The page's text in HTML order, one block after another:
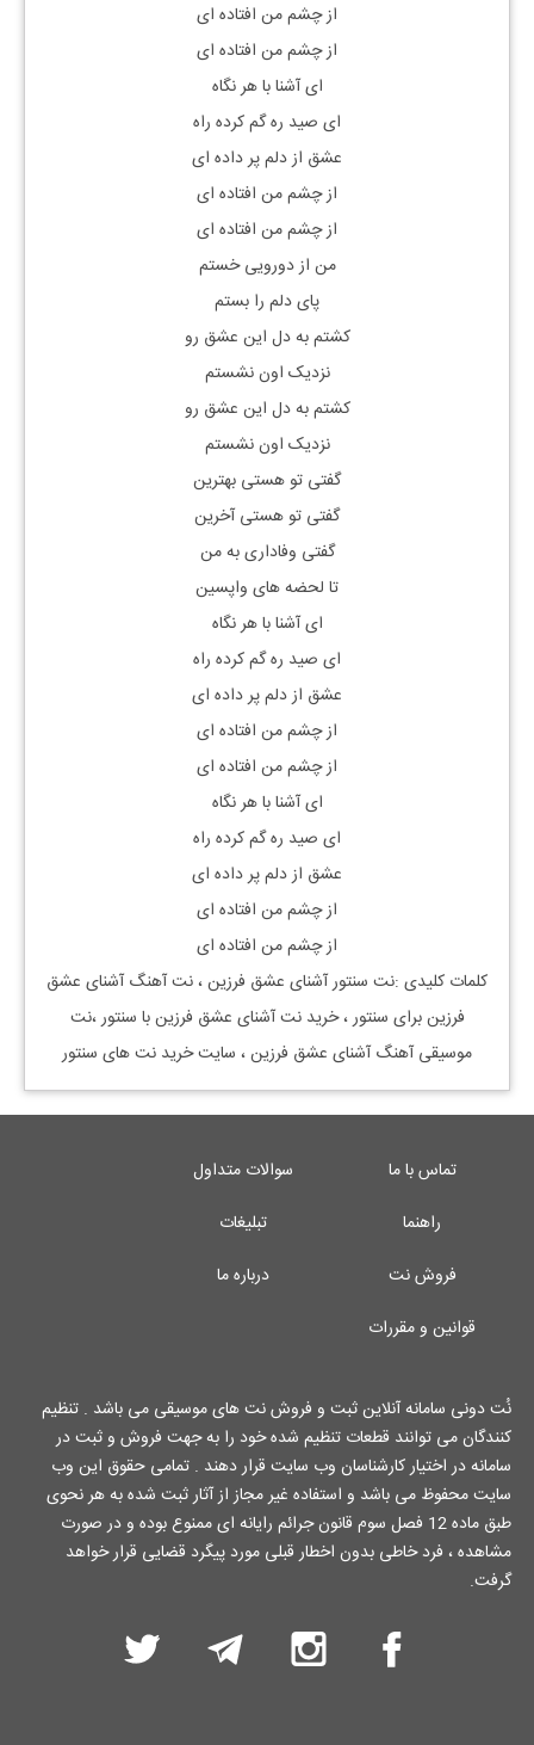
از چشم من افتاده ای
از چشم من افتاده ای
ای آشنا با هر نگاه
ای صید ره گم کرده راه
عشق از دلم پر داده ای
از چشم من افتاده ای
از چشم من افتاده ای
من از دورویی خستم
پای دلم را بستم
کشتم به دل این عشق رو
نزدیک اون نشستم
کشتم به دل این عشق رو
نزدیک اون نشستم
گفتی تو هستی بهترین
گفتی تو هستی آخرین
گفتی وفاداری به من
تا لحضه های واپسین
ای آشنا با هر نگاه
ای صید ره گم کرده راه
عشق از دلم پر داده ای
از چشم من افتاده ای
از چشم من افتاده ای
ای آشنا با هر نگاه
ای صید ره گم کرده راه
عشق از دلم پر داده ای
از چشم من افتاده ای
از چشم من افتاده ای
کلمات کلیدی :نت سنتورآشنای عشق فرزین، نت آهنگ آشنای عشق
فرزینبرای سنتور ، خرید نتآشنای عشق فرزینبا سنتور ،نت
موسیقی آهنگ آشنای عشق فرزین، سایت خرید نت های سنتور
تماس با ما
سوالات متداول
راهنما
تبلیغات
فروش نت
درباره ما
قوانین و مقررات
نُت دونی سامانه آنلاین ثبت و فروش نت های موسیقی می باشد . تنظیم
کنندگان می توانند قطعات تنظیم شده خود را به جهت فروش و ثبت در
سامانه در اختیار کارشناسان وب سایت قرار دهند . تمامی حقوق این وب
سایت محفوظ می باشد و استفاده غیر مجاز از آثار ثبت شده به هر نحوی
طبق ماده 12 فصل سوم قانون جرائم رایانه ای ممنوع بوده و در صورت
مشاهده ، فرد خاطی بدون اخطار قبلی مورد پیگرد قضایی قرار خواهد
گرفت.